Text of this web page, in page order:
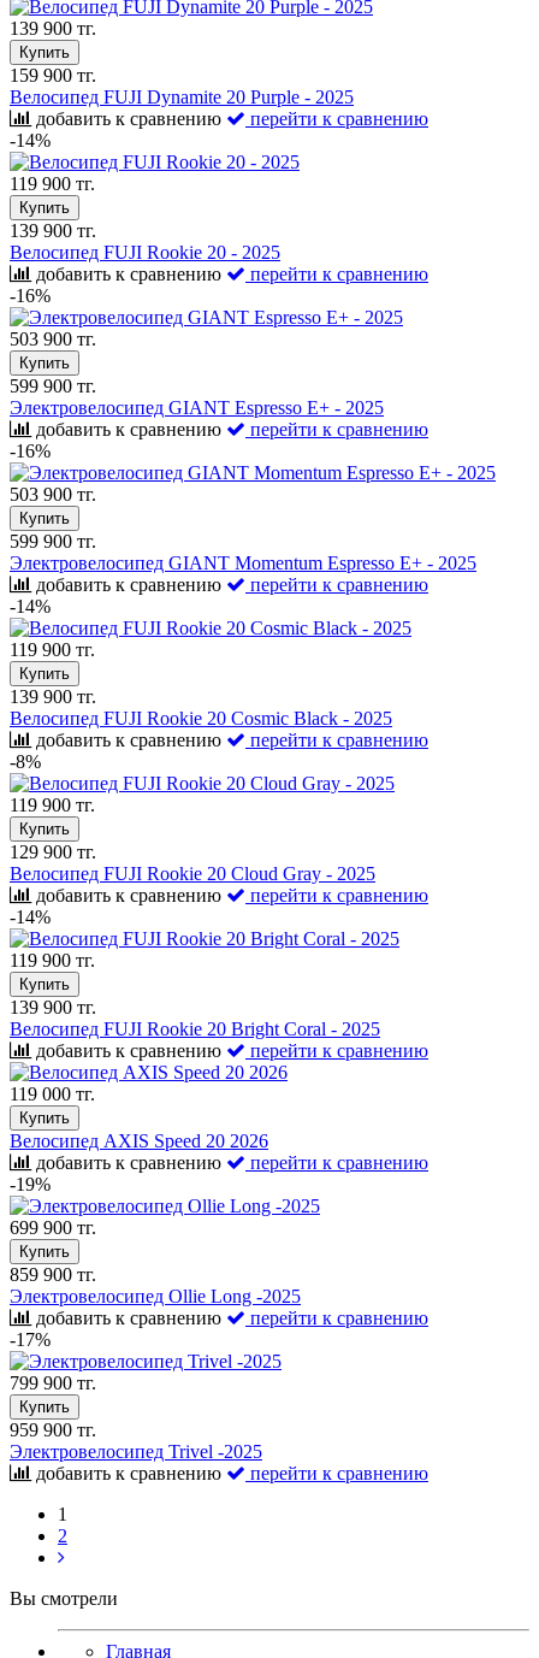
139 900 тг.
Купить
159 900 тг.
Велосипед FUJI Dynamite 20 Purple - 2025
добавить к сравнению
перейти к сравнению
-14%
119 900 тг.
Купить
139 900 тг.
Велосипед FUJI Rookie 20 - 2025
добавить к сравнению
перейти к сравнению
-16%
503 900 тг.
Купить
599 900 тг.
Электровелосипед GIANT Espresso E+ - 2025
добавить к сравнению
перейти к сравнению
-16%
503 900 тг.
Купить
599 900 тг.
Электровелосипед GIANT Momentum Espresso E+ - 2025
добавить к сравнению
перейти к сравнению
-14%
119 900 тг.
Купить
139 900 тг.
Велосипед FUJI Rookie 20 Cosmic Black - 2025
добавить к сравнению
перейти к сравнению
-8%
119 900 тг.
Купить
129 900 тг.
Велосипед FUJI Rookie 20 Cloud Gray - 2025
добавить к сравнению
перейти к сравнению
-14%
119 900 тг.
Купить
139 900 тг.
Велосипед FUJI Rookie 20 Bright Coral - 2025
добавить к сравнению
перейти к сравнению
119 000 тг.
Купить
Велосипед AXIS Speed 20 2026
добавить к сравнению
перейти к сравнению
-19%
699 900 тг.
Купить
859 900 тг.
Электровелосипед Ollie Long -2025
добавить к сравнению
перейти к сравнению
-17%
799 900 тг.
Купить
959 900 тг.
Электровелосипед Trivel -2025
добавить к сравнению
перейти к сравнению
1
2
Вы смотрели
Главная